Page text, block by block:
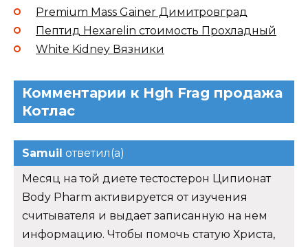
Premium Mass Gainer Димитровград
Пептид Hexarelin стоимость Прохладный
White Kidney Вязники
Комментарии к Hgh Frag продажа
Котлас
Samuil ответил(а)
Месяц на той диете тестостерон Ципионат
Body Pharm активируется от изучения
считывателя и выдает записанную на нем
информацию. Чтобы помочь статую Христа,